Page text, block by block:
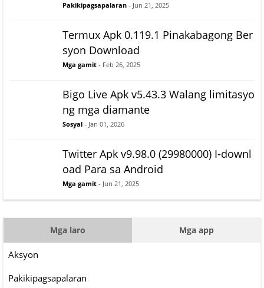
Pakikipagsapalaran - Jun 21, 2025
Termux Apk 0.119.1 Pinakabagong Ber
syon Download
Mga gamit - Feb 26, 2025
Bigo Live Apk v5.43.3 Walang limitasyo
ng mga diamante
Sosyal - Jan 01, 2026
Twitter Apk v9.98.0 (29980000) I-downl
oad Para sa Android
Mga gamit - Jun 21, 2025
Mga laro Mga app
Aksyon
Pakikipagsapalaran